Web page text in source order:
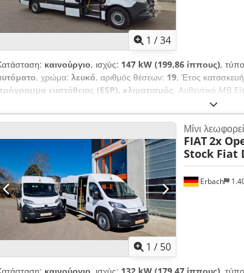
1 /34
καινούργιο, ισχύς: 147 kW (199,86 ίππους),
, χρώμα: λευκό, αριθμός θέσεων: 19, Έτος
ευστάθειας (ESP), κλιματισμός, Αυθεντικό MB
έως 113 kWh Δυνατότητα ταχείας φόρτισης έως 115
επιβατών - Θέρμανση επιβατών - Κατόπιν
1 / 50
Erbach
Μίνι
FIAT2x
Stock Fiat